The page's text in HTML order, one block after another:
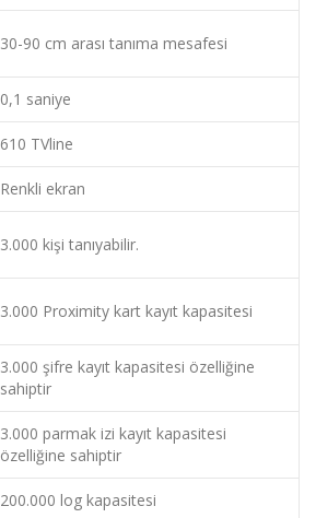
30-90 cm arası tanıma mesafesi
0,1 saniye
610 TVline
Renkli ekran
3.000 kişi tanıyabilir.
3.000 Proximity kart kayıt kapasitesi
3.000 şifre kayıt kapasitesi özelliğine
sahiptir
3.000 parmak izi kayıt kapasitesi
özelliğine sahiptir
200.000 log kapasitesi